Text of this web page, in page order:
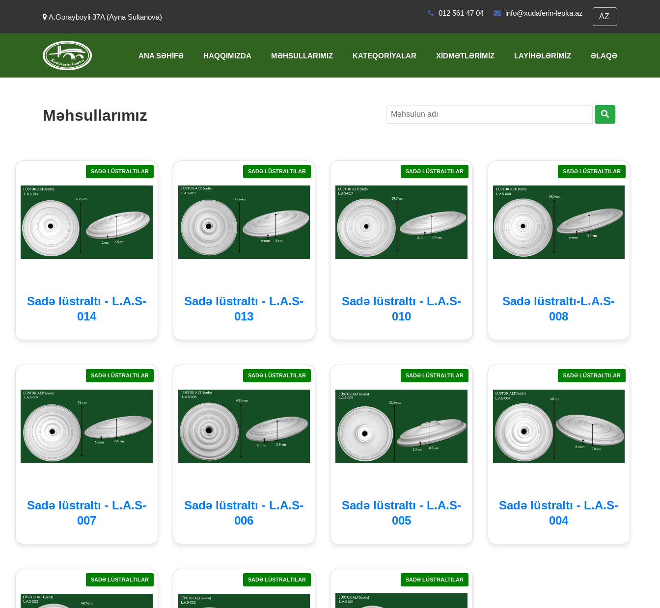
A.Gəraybəyli 37A (Ayna Sultanova) 012 561 47 04 info@xudaferin-lepka.az
ANA SƏHIFƏ HAQQIMIZDA MƏHSULLARIMIZ KATEQORIYALAR XIDMƏTLƏRIMIZ LAYIHƏLƏRIMIZ ƏLAQƏ
Məhsullarımız
SADƏ LÜSTRALTILAR
Sadə lüstraltı - L.A.S-
014
SADƏ LÜSTRALTILAR
Sadə lüstraltı - L.A.S-
013
SADƏ LÜSTRALTILAR
Sadə lüstraltı - L.A.S-
010
SADƏ LÜSTRALTILAR
Sadə lüstraltı-L.A.S-
008
SADƏ LÜSTRALTILAR
Sadə lüstraltı - L.A.S-
007
SADƏ LÜSTRALTILAR
Sadə lüstraltı - L.A.S-
006
SADƏ LÜSTRALTILAR
Sadə lüstraltı - L.A.S-
005
SADƏ LÜSTRALTILAR
Sadə lüstraltı - L.A.S-
004
SADƏ LÜSTRALTILAR SADƏ LÜSTRALTILAR SADƏ LÜSTRALTILAR